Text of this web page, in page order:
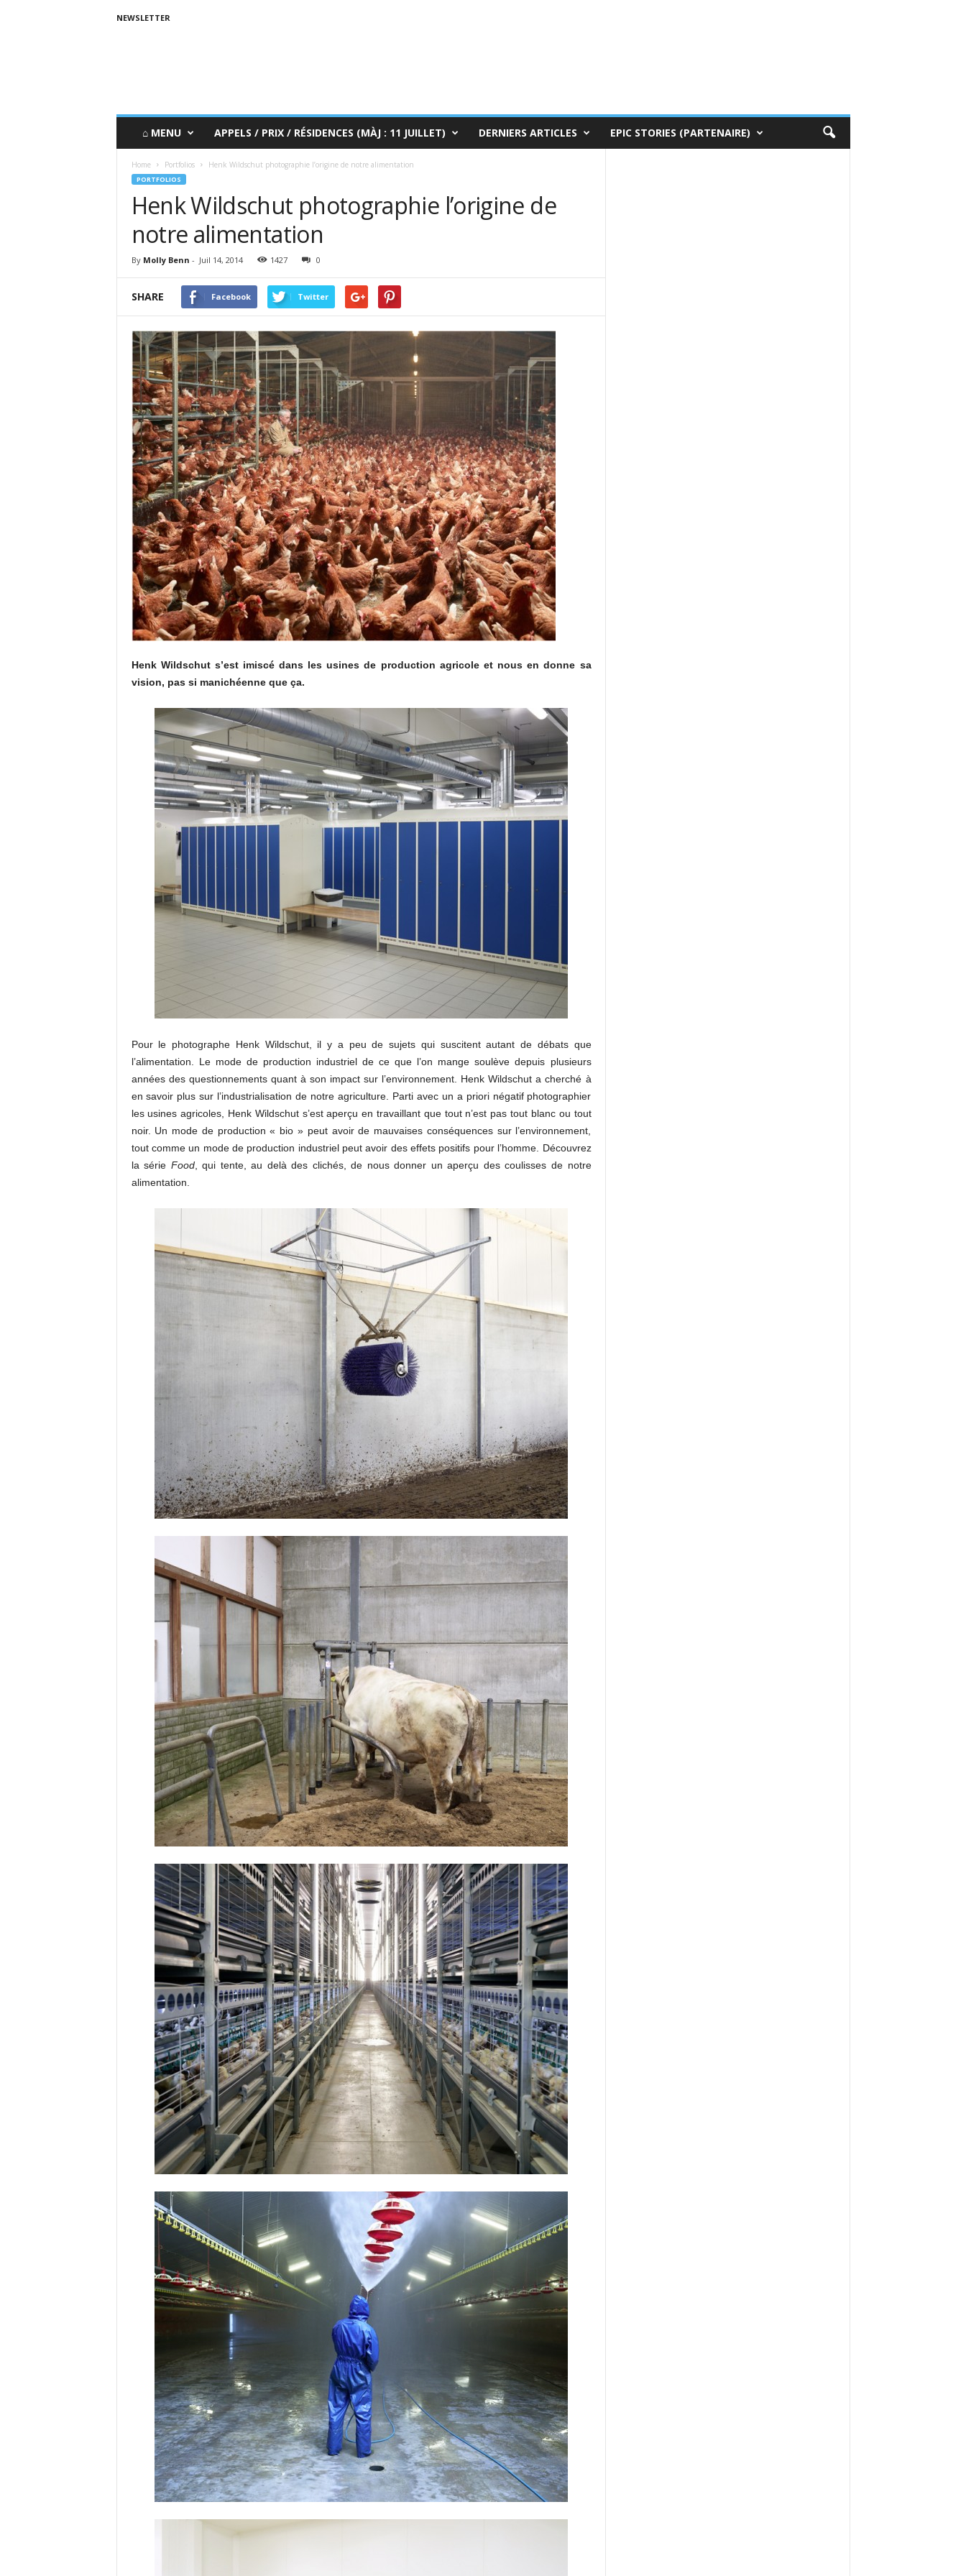
NEWSLETTER
⌂ MENU APPELS / PRIX / RÉSIDENCES (MÀJ : 11 JUILLET) DERNIERS ARTICLES EPIC STORIES (PARTENAIRE)
Home Portfolios Henk Wildschut photographie l’origine de notre alimentation
PORTFOLIOS
Henk Wildschut photographie l’origine de
notre alimentation
By Molly Benn - Juil 14, 2014 1427 0
SHARE Facebook Twitter
Henk Wildschut s’est imiscé dans les usines de production agricole et nous en donne sa
vision, pas si manichéenne que ça.
Pour le photographe Henk Wildschut, il y a peu de sujets qui suscitent autant de débats que
l’alimentation. Le mode de production industriel de ce que l’on mange soulève depuis plusieurs
années des questionnements quant à son impact sur l’environnement. Henk Wildschut a cherché à
en savoir plus sur l’industrialisation de notre agriculture. Parti avec un a priori négatif photographier
les usines agricoles, Henk Wildschut s’est aperçu en travaillant que tout n’est pas tout blanc ou tout
noir. Un mode de production « bio » peut avoir de mauvaises conséquences sur l’environnement,
tout comme un mode de production industriel peut avoir des effets positifs pour l’homme. Découvrez
la série Food, qui tente, au delà des clichés, de nous donner un aperçu des coulisses de notre
alimentation.